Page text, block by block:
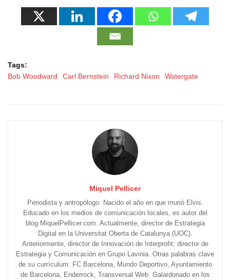
Tags:
Bob Woodward
Carl Bernstein Richard Nixon Watergate
Miquel Pellicer
Periodista y antropólogo. Nacido el año en que murió Elvis.
Educado en los medios de comunicación locales, es autor del
blog MiquelPellicer.com. Actualmente, director de Estrategia
Digital en la Universitat Oberta de Catalunya (UOC).
Anteriormente, director de Innovación de Interprofit; director de
Estrategia y Comunicación en Grupo Lavinia. Otras palabras clave
de su currículum: FC Barcelona, Mundo Deportivo, Ayuntamiento
de Barcelona, Enderrock, Transversal Web. Galardonado en los